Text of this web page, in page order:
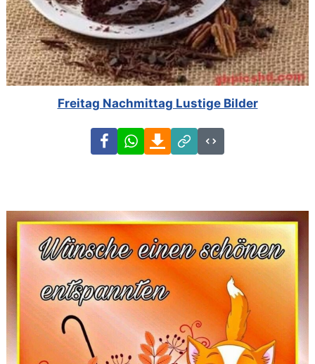
Freitag Nachmittag Lustige Bilder
FacebookWhatsAppDownload
Link
Code